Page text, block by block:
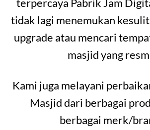
tidak lagi menemukan
upgrade atau mencari
masjid yang
Kami juga melayani
Masjid dari berbagai
berbagai merk/